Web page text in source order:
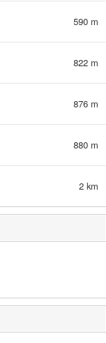
590 m
822 m
876 m
880 m
2 km